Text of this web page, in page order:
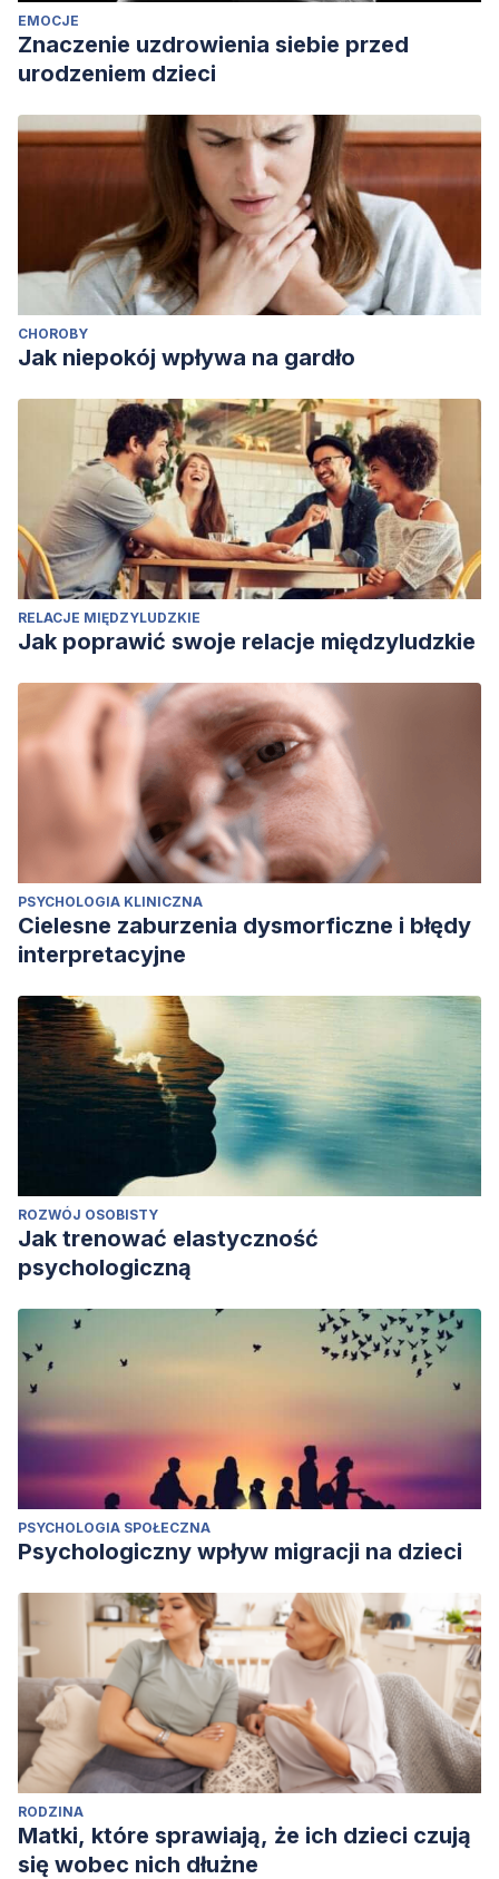
EMOCJE
Znaczenie uzdrowienia siebie przed
urodzeniem dzieci
CHOROBY
Jak niepokój wpływa na gardło
RELACJE MIĘDZYLUDZKIE
Jak poprawić swoje relacje międzyludzkie
PSYCHOLOGIA KLINICZNA
Cielesne zaburzenia dysmorficzne i błędy
interpretacyjne
ROZWÓJ OSOBISTY
Jak trenować elastyczność
psychologiczną
PSYCHOLOGIA SPOŁECZNA
Psychologiczny wpływ migracji na dzieci
RODZINA
Matki, które sprawiają, że ich dzieci czują
się wobec nich dłużne